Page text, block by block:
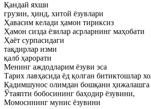
Қандай яхши
грузин, ҳинд, хитой ёзувлари
Ҳавасим келади ҳамон тириксиз
Ҳамон сизда ёзилар асрларнинг маҳобати
Ҳаёт сурпасидаги
тақдирлар изми
қалб ҳарорати
Менинг аждодларим ёзуви эса
Тарих лавҳасида ёд қолган битиктошлар
Қадимшунос олимдан бошқани ҳижалашга
Ўтаяпти бобосининг баҳодир ёзувини,
Момосининг мунис ёзувини